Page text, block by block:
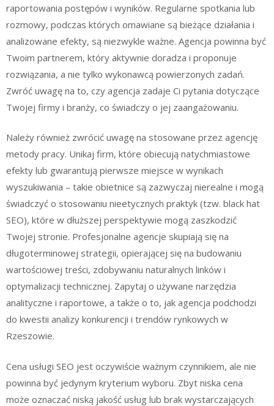
raportowania postępów i wyników. Regularne spotkania lub
rozmowy, podczas których omawiane są bieżące działania i
analizowane efekty, są niezwykle ważne. Agencja powinna być
Twoim partnerem, który aktywnie doradza i proponuje
rozwiązania, a nie tylko wykonawcą powierzonych zadań.
Zwróć uwagę na to, czy agencja zadaje Ci pytania dotyczące
Twojej firmy i branży, co świadczy o jej zaangażowaniu.
Należy również zwrócić uwagę na stosowane przez agencję
metody pracy. Unikaj firm, które obiecują natychmiastowe
efekty lub gwarantują pierwsze miejsce w wynikach
wyszukiwania – takie obietnice są zazwyczaj nierealne i mogą
świadczyć o stosowaniu nieetycznych praktyk (tzw. black hat
SEO), które w dłuższej perspektywie mogą zaszkodzić
Twojej stronie. Profesjonalne agencje skupiają się na
długoterminowej strategii, opierającej się na budowaniu
wartościowej treści, zdobywaniu naturalnych linków i
optymalizacji technicznej. Zapytaj o używane narzędzia
analityczne i raportowe, a także o to, jak agencja podchodzi
do kwestii analizy konkurencji i trendów rynkowych w
Rzeszowie.
Cena usługi SEO jest oczywiście ważnym czynnikiem, ale nie
powinna być jedynym kryterium wyboru. Zbyt niska cena
może oznaczać niską jakość usług lub brak wystarczających